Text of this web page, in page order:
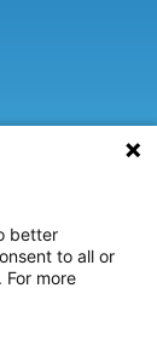
avec
tous les
better
to all or
more